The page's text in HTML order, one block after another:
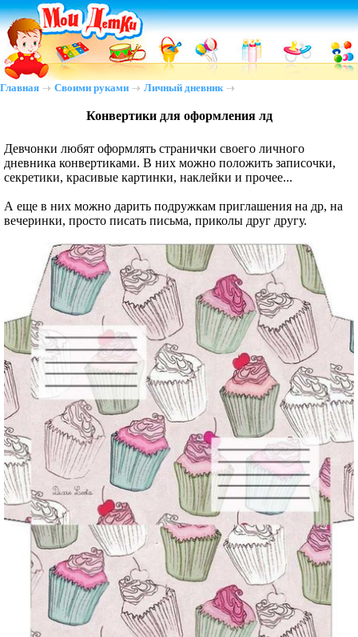
Главная Своими руками Личный дневник
Конвертики для оформления лд
Девчонки любят оформлять странички своего личного
дневника конвертиками. В них можно положить записочки,
секретики, красивые картинки, наклейки и прочее...
А еще в них можно дарить подружкам приглашения на др, на
вечеринки, просто писать письма, приколы друг другу.